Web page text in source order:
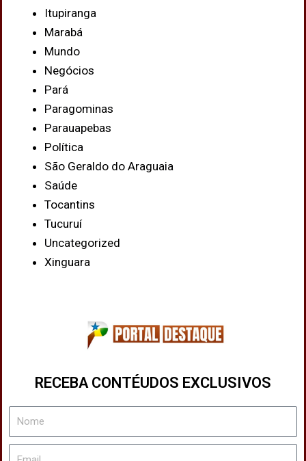
Itupiranga
Marabá
Mundo
Negócios
Pará
Paragominas
Parauapebas
Política
São Geraldo do Araguaia
Saúde
Tocantins
Tucuruí
Uncategorized
Xinguara
RECEBA CONTÉUDOS EXCLUSIVOS
Nome
Email